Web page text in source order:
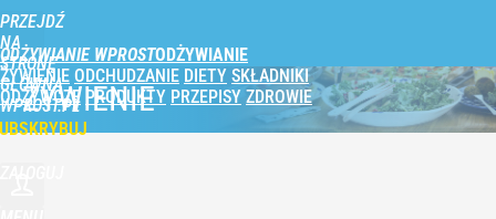
PRZEJDŹ
NA
STRONĘ
GŁÓWNĄ
WPROST.PL
ODŻYWIANIE WPROST
ŻYWIENIE ODCHUDZANIE DIETY SKŁADNIKI
ODŻYWCZE PRODUKTY PRZEPISY ZDROWIE
ŻYWIENIE